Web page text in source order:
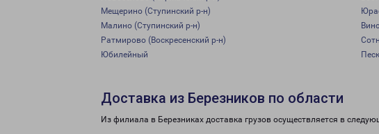
Мещерино (Ступинский р-н)
Малино (Ступинский р-н)
Ратмирово (Воскресенский р-н)
Юбилейный
Доставка из Березников по области
Из филиала в Березниках доставка грузов осуществляется в